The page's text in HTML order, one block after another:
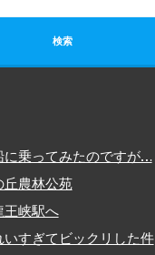
に乗ってみたのですが…
丘農林公苑
王峡駅へ
すぎてビックリした件